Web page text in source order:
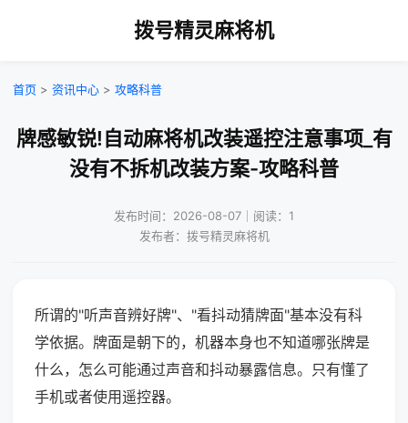
拨号精灵麻将机
首页 > 资讯中心 > 攻略科普
牌感敏锐!自动麻将机改装遥控注意事项_有
没有不拆机改装方案-攻略科普
发布时间：2026-08-07｜阅读：1
发布者：拨号精灵麻将机
所谓的"听声音辨好牌"、"看抖动猜牌面"基本没有科
学依据。牌面是朝下的，机器本身也不知道哪张牌是
什么，怎么可能通过声音和抖动暴露信息。只有懂了
手机或者使用遥控器。